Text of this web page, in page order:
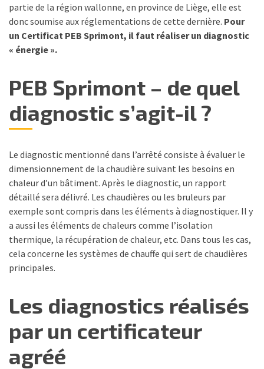
partie de la région wallonne, en province de Liège, elle est
donc soumise aux réglementations de cette dernière. Pour
un Certificat PEB Sprimont, il faut réaliser un diagnostic
« énergie ».
PEB Sprimont – de quel
diagnostic s’agit-il ?
Le diagnostic mentionné dans l’arrêté consiste à évaluer le
dimensionnement de la chaudière suivant les besoins en
chaleur d’un bâtiment. Après le diagnostic, un rapport
détaillé sera délivré. Les chaudières ou les bruleurs par
exemple sont compris dans les éléments à diagnostiquer. Il y
a aussi les éléments de chaleurs comme l’isolation
thermique, la récupération de chaleur, etc. Dans tous les cas,
cela concerne les systèmes de chauffe qui sert de chaudières
principales.
Les diagnostics réalisés
par un certificateur
agréé